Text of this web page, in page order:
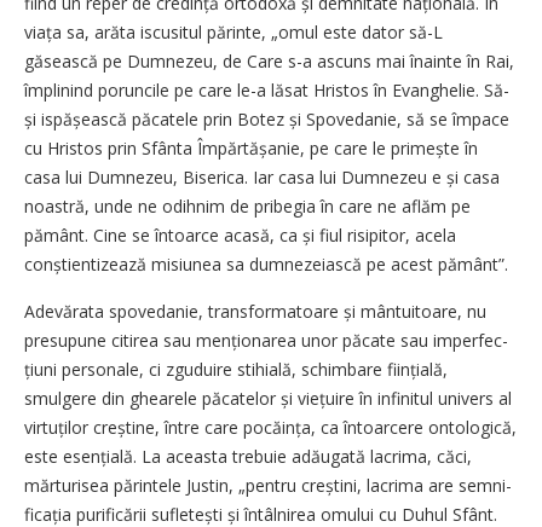
viața sa, arăta iscusitul părinte, „omul este dator să-L
găsească pe Dumnezeu, de Care s-a ascuns mai îna­inte în Rai,
împlinind poruncile pe care le-a lăsat Hristos în Evanghelie. Să-
și ispășească păcatele prin Botez și Spovedanie, să se împace
cu Hristos prin Sfânta Împăr­tășanie, pe care le primește în
casa lui Dumnezeu, Biserica. Iar casa lui Dumnezeu e și casa
noastră, unde ne odihnim de pribegia în care ne aflăm pe
pământ. Cine se întoarce acasă, ca și fiul risipitor, acela
conștien­tizează misiunea sa dumnezeiască pe acest pământ”.
Adevărata spovedanie, transformatoare și mântuitoare, nu
presupune citirea sau mențio­narea unor păcate sau imperfec­
țiuni personale, ci zguduire stihială, schimbare ființială,
smulgere din ghearele păcatelor și viețuire în infinitul univers al
virtuților creștine, între care pocăința, ca întoarcere ontologică,
este esențială. La aceasta trebuie adăugată lacrima, căci,
mărturisea părintele Justin, „pentru creștini, lacrima are semni­
ficația purificării sufletești și întâlnirea omului cu Duhul Sfânt.